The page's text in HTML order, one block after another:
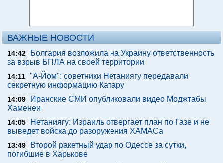
ВАЖНЫЕ НОВОСТИ
14:42
Болгария возложила на Украину ответственность
за взрыв БПЛА на своей территории
14:11 "А-Йом": советники Нетаниягу передавали
секретную информацию Катару
14:09
Иранские СМИ опубликовали видео Моджтабы
Хаменеи
14:05
Нетаниягу: Израиль отвергает план по Газе и не
выведет войска до разоружения ХАМАСа
13:49
Второй ракетный удар по Одессе за сутки,
погибшие в Харькове